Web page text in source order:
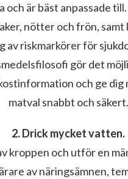
är bäst anpassade
nötter och frön, samt
riskmarkörer för
gör det
och ge dig
matval snabbt och säkert.
2. Drick mycket vatten.
kroppen och utför en
av näringsämnen,